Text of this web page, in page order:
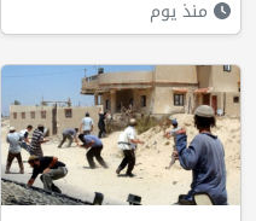
منذ يوم